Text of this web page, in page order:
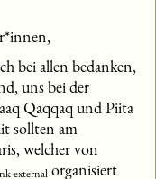
bei allen bedanken,
uns bei der
Qaqqaq und Piita
sollten am
welcher von
organisiert